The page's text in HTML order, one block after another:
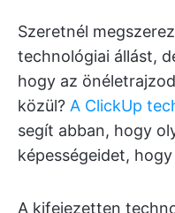
Szeretnél
technológiai állást,
hogy az
közül? A ClickUp
segít abban, hogy
képességeidet,
A kifejezetten